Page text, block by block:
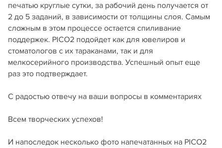
печатью круглые сутки, за рабочий день получается от
2 до 5 заданий, в зависимости от толщины слоя. Самым
сложным в этом процессе остается спиливание
поддержек. PICO2 подойдет как для ювелиров и
стоматологов с их тараканами, так и для
мелкосерийного производства. Успешный опыт еще
раз это подтверждает.
С радостью отвечу на ваши вопросы в комментариях
Всем творческих успехов!
И напоследок несколько фото напечатанных на PICO2